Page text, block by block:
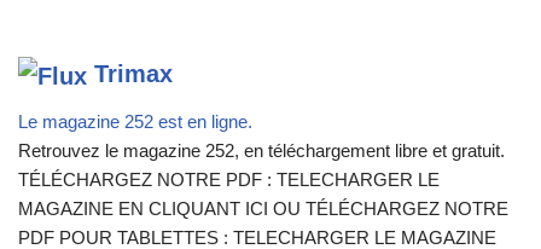
Trimax
Le magazine 252 est en ligne.
Retrouvez le magazine 252, en téléchargement libre et gratuit.
TÉLÉCHARGEZ NOTRE PDF : TELECHARGER LE
MAGAZINE EN CLIQUANT ICI OU TÉLÉCHARGEZ NOTRE
PDF POUR TABLETTES : TELECHARGER LE MAGAZINE